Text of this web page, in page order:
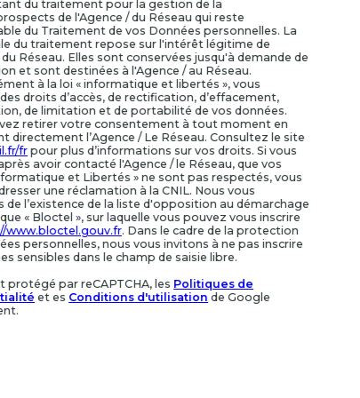
du traitement pour la gestion de la
de l'Agence / du Réseau qui reste
du Traitement de vos Données personnelles. La
du traitement repose sur l'intérêt légitime de
du Réseau. Elles sont conservées jusqu'à demande de
et sont destinées à l'Agence / au Réseau.
à la loi « informatique et libertés », vous
droits d’accès, de rectification, d’effacement,
de limitation et de portabilité de vos données.
retirer votre consentement à tout moment en
directement l’Agence / Le Réseau. Consultez le site
fr pour plus d’informations sur vos droits. Si vous
avoir contacté l'Agence / le Réseau, que vos
et Libertés » ne sont pas respectés, vous
une réclamation à la CNIL. Nous vous
de l’existence de la liste d'opposition au démarchage
« Bloctel », sur laquelle vous pouvez vous inscrire
www.bloctel.gouv.fr. Dans le cadre de la protection
personnelles, nous vous invitons à ne pas inscrire
sensibles dans le champ de saisie libre.
protégé par reCAPTCHA, les Politiques de
et es Conditions d'utilisation de Google